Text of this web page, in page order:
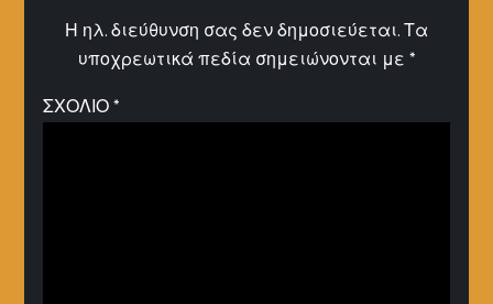
Η ηλ. διεύθυνση σας δεν δημοσιεύεται. Τα
υποχρεωτικά πεδία σημειώνονται με *
ΣΧΌΛΙΟ *